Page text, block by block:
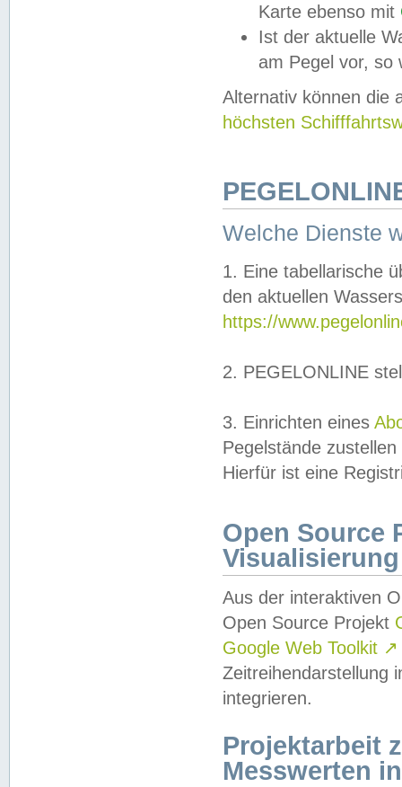
Karte ebenso mit
Ist der aktuelle
am Pegel vor,
Alternativ können die
höchsten
Welche Dienste
1. Eine tabellarische
den aktuellen
https://
2. PEGELONLINE
3. Einrichten eines
Pegelstände
Hierfür ist eine
Open Source
Visualisierung
Aus der interaktiven
Open Source Projekt
Google Web Toolkit ↗
Zeitreihendarstellung
integrieren.
Projektarbeit
Messwerten